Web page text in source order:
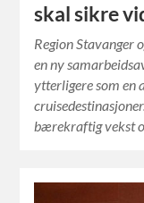
skal sikre
Region Stavanger
en ny
ytterligere som en
bærekraftig vekst